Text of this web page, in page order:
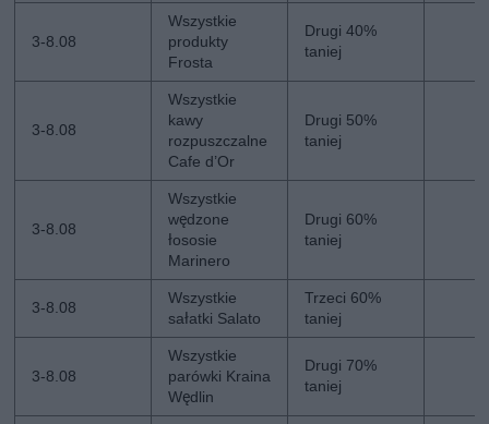
3-8.08
Wszystkie
produkty
Frosta
Drugi 40%
taniej
3-8.08
Wszystkie
kawy
rozpuszczalne
Cafe d’Or
Drugi 50%
taniej
3-8.08
Wszystkie
wędzone
łososie
Marinero
Drugi 60%
taniej
3-8.08
Wszystkie
sałatki Salato
Trzeci 60%
taniej
3-8.08
Wszystkie
parówki Kraina
Wędlin
Drugi 70%
taniej